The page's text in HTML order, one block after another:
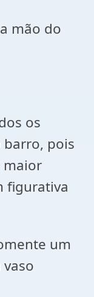
mão do
os
barro, pois
maior
figurativa
um